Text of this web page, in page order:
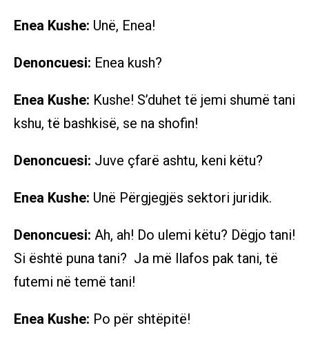
Enea Kushe: Unë, Enea!
Denoncuesi: Enea kush?
Enea Kushe: Kushe! S’duhet të jemi shumë tani
kshu, të bashkisë, se na shofin!
Denoncuesi: Juve çfarë ashtu, keni këtu?
Enea Kushe: Unë Përgjegjës sektori juridik.
Denoncuesi: Ah, ah! Do ulemi këtu? Dëgjo tani!
Si është puna tani? Ja më llafos pak tani, të
futemi në temë tani!
Enea Kushe: Po për shtëpitë!